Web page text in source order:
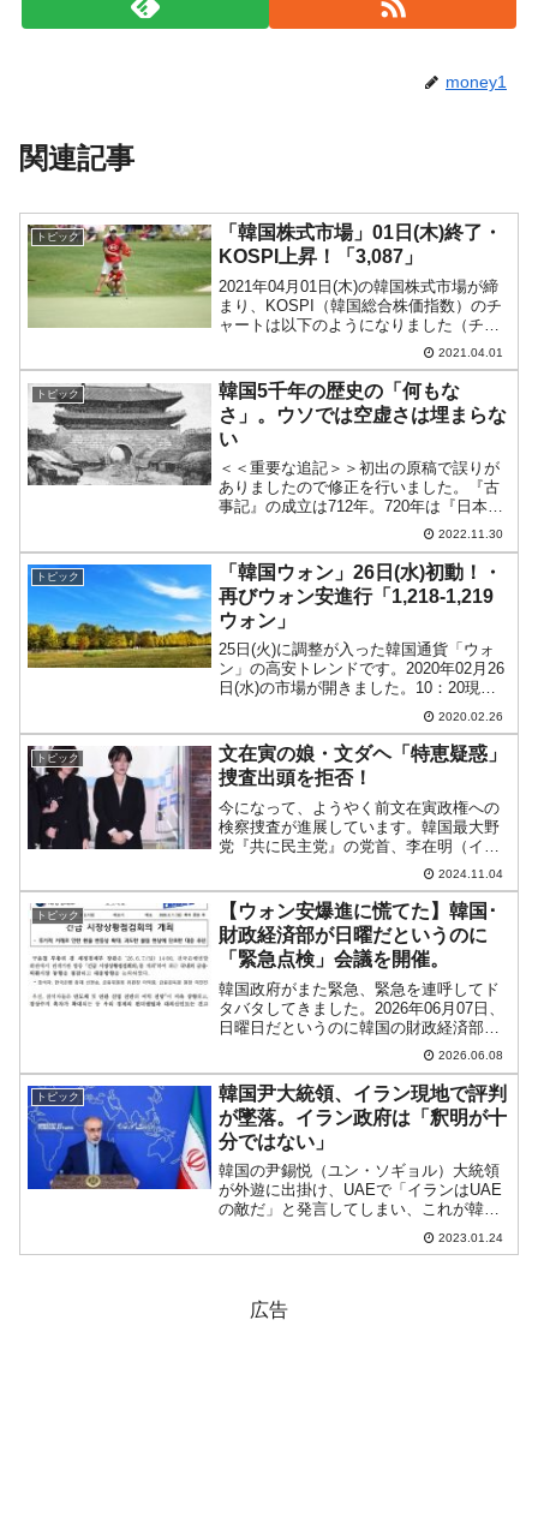
money1
関連記事
トピック
「韓国株式市場」01日(木)終了・
KOSPI上昇！「3,087」
2021年04月01日(木)の韓国株式市場が締
まり、KOSPI（韓国総合株価指数）のチ
ャートは以下のようになりました（チャ
ートは『Investing.com』より引用）。高
値は「3,090」で「3,100」手前までいき
ましたが、結局「3,0...
2021.04.01
トピック
韓国5千年の歴史の「何もな
さ」。ウソでは空虚さは埋まらな
い
＜＜重要な追記＞＞初出の原稿で誤りが
ありましたので修正を行いました。『古
事記』の成立は712年。720年は『日本書
紀』です。誠に申し訳ありません。深く
お詫びいたします。＜＜ここまで／以下
原稿＞＞日本の「京都」は今や世界的な
観光地で、日本の文...
2022.11.30
トピック
「韓国ウォン」26日(水)初動！・
再びウォン安進行「1,218-1,219
ウォン」
25日(火)に調整が入った韓国通貨「ウォ
ン」の高安トレンドです。2020年02月26
日(水)の市場が開きました。10：20現在
（日本時間）のドルウォンチャートは以
下のようになっています（チャートは
『Investing.com』より引用）。昨...
2020.02.26
トピック
文在寅の娘・文ダヘ「特恵疑惑」
捜査出頭を拒否！
今になって、ようやく前文在寅政権への
検察捜査が進展しています。韓国最大野
党『共に民主党』の党首、李在明（イ・
ジェミョン）さんの、・大統領選挙にお
ける虚偽事実の表明・偽証教唆の2件につ
いては、ようやく第一審の判決が出そう
ですが、核心である文在...
2024.11.04
トピック
【ウォン安爆進に慌てた】韓国･
財政経済部が日曜だというのに
「緊急点検」会議を開催。
韓国政府がまた緊急、緊急を連呼してド
タバタしてきました。2026年06月07日、
日曜日だというのに韓国の財政経済部が
以下のプレスリリースを出しました。こ
れはウォン安が爆進しましたので、それ
に対する緊急会合です。08日(月)の市場
が開く前に当...
2026.06.08
トピック
韓国尹大統領、イラン現地で評判
が墜落。イラン政府は「釈明が十
分ではない」
韓国の尹錫悦（ユン・ソギョル）大統領
が外遊に出掛け、UAEで「イランはUAE
の敵だ」と発言してしまい、これが韓国-
イランの外交関係にビビを入れてしまい
ました。お互いに駐在している大使を呼
2023.01.24
広告